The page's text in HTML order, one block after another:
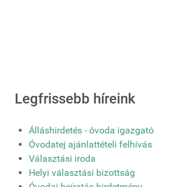
Legfrissebb híreink
Álláshirdetés - óvoda igazgató
Óvodatej ajánlattételi felhívás
Választási iroda
Helyi választási bizottság